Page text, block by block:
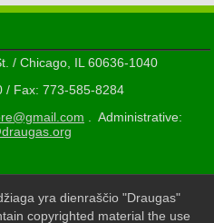
/ Chicago, IL 60636-1040
/ Fax: 773-585-8284
. Administrative:
yra dienraščio "Draugas"
copyrighted material the use